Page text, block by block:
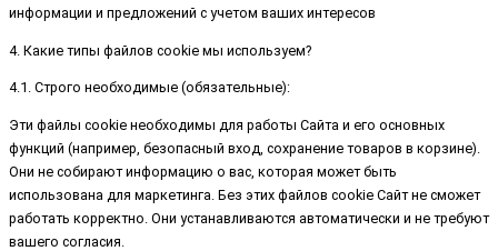
информации и предложений с учетом ваших интересов
4. Какие типы файлов cookie мы используем?
4.1. Строго необходимые (обязательные):
Эти файлы cookie необходимы для работы Сайта и его основных
функций (например, безопасный вход, сохранение товаров в корзине).
Они не собирают информацию о вас, которая может быть
использована для маркетинга. Без этих файлов cookie Сайт не сможет
работать корректно. Они устанавливаются автоматически и не требуют
вашего согласия.